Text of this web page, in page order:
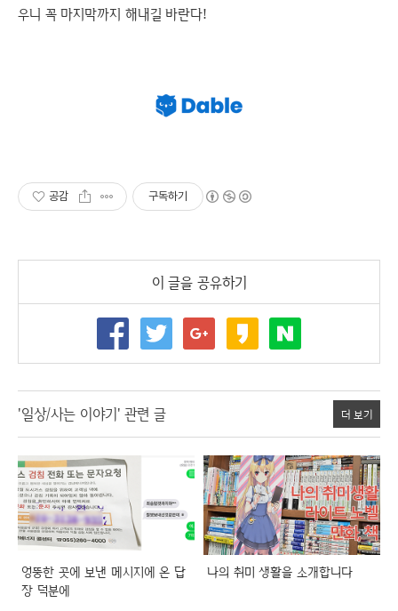
우니 꼭 마지막까지 해내길 바란다!
공감 구독하기
이 글을 공유하기
'일상/사는 이야기' 관련 글 더 보기
엉뚱한 곳에 보낸 메시지에 온 답
장 덕분에
나의 취미 생활을 소개합니다